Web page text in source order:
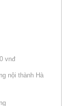
vnđ
nội thành Hà